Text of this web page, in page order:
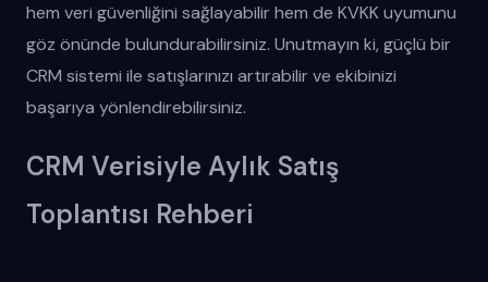
hem veri güvenliğini sağlayabilir hem de KVKK uyumunu
göz önünde bulundurabilirsiniz. Unutmayın ki, güçlü bir
CRM sistemi ile satışlarınızı artırabilir ve ekibinizi
başarıya yönlendirebilirsiniz.
CRM Verisiyle Aylık Satış
Toplantısı Rehberi